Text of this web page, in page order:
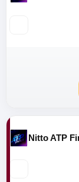
Nitto ATP